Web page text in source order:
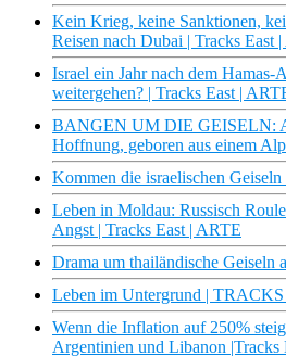
Kein Krieg, keine Sanktionen,
Reisen nach Dubai | Tracks East
Israel ein Jahr nach dem
weitergehen? | Tracks East |
BANGEN UM DIE GEISELN:
Hoffnung, geboren aus einem
Kommen die israelischen
Leben in Moldau: Russisch
Angst | Tracks East | ARTE
Drama um thailändische Geiseln
Leben im Untergrund | TRACKS
Wenn die Inflation auf 250%
Argentinien und Libanon |Tracks